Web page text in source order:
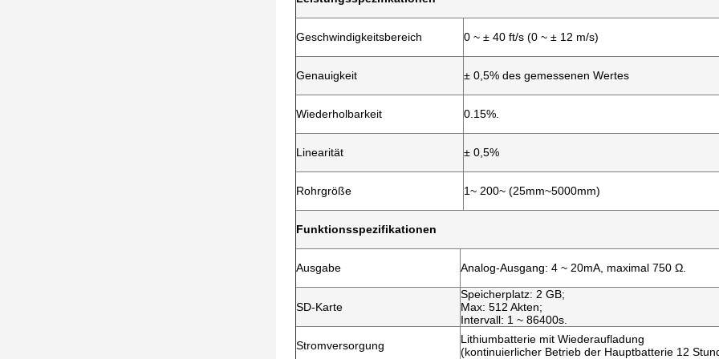
Geschwindigkeitsbereich 0 ~ ± 40 ft/s (0 ~ ± 12 m/s)
Genauigkeit ± 0,5% des gemessenen Wertes
Wiederholbarkeit 0.15%.
Linearität ± 0,5%
Rohrgröße 1~ 200~ (25mm~5000mm)
Funktionsspezifikationen
Ausgabe Analog-Ausgang: 4 ~ 20mA, maximal 750 Ω.
SD-Karte
Speicherplatz: 2 GB;
Max: 512 Akten;
Intervall: 1 ~ 86400s.
Stromversorgung
Lithiumbatterie mit Wiederaufladung
(kontinuierlicher Betrieb der Hauptbatterie 12